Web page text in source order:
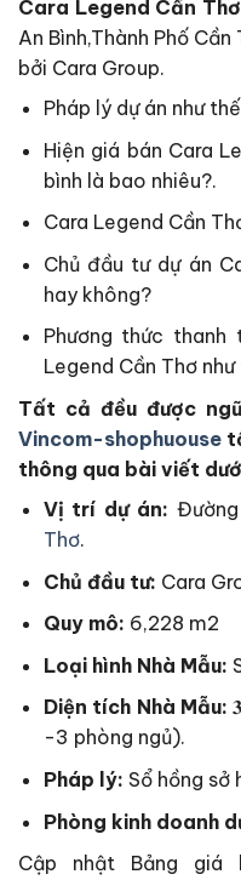
Cara Legend Cần Thơ
An Bình,Thành Phố
bởi Cara Group.
Pháp lý dự án như
Hiện giá bán Cara
bình là bao nhiêu?.
Cara Legend Cần
Chủ đầu tư dự án
hay không?
Phương thức
Legend Cần Thơ
Tất cả đều được
Vincom-shophuouse
thông qua bài viết
Vị trí dự án:
Thơ.
Chủ đầu tư: Cara
Quy mô: 6,228 m2
Loại hình Nhà Mẫu:
Diện tích Nhà Mẫu:
-3 phòng ngủ).
Pháp lý: Sổ hồng sở
Phòng kinh doanh
Cập nhật Bảng giá